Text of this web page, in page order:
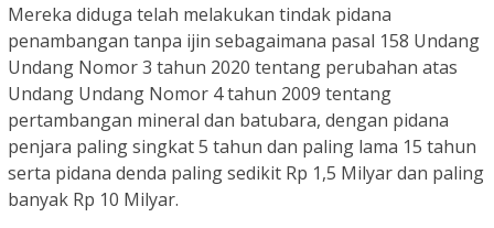
Mereka diduga telah melakukan tindak pidana
penambangan tanpa ijin sebagaimana pasal 158 Undang
Undang Nomor 3 tahun 2020 tentang perubahan atas
Undang Undang Nomor 4 tahun 2009 tentang
pertambangan mineral dan batubara, dengan pidana
penjara paling singkat 5 tahun dan paling lama 15 tahun
serta pidana denda paling sedikit Rp 1,5 Milyar dan paling
banyak Rp 10 Milyar.